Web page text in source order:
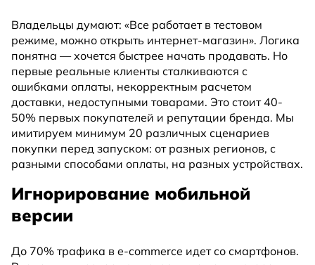
Владельцы думают: «Все работает в тестовом
режиме, можно открыть интернет-магазин». Логика
понятна — хочется быстрее начать продавать. Но
первые реальные клиенты сталкиваются с
ошибками оплаты, некорректным расчетом
доставки, недоступными товарами. Это стоит 40-
50% первых покупателей и репутации бренда. Мы
имитируем минимум 20 различных сценариев
покупки перед запуском: от разных регионов, с
разными способами оплаты, на разных устройствах.
Игнорирование мобильной
версии
До 70% трафика в e-commerce идет со смартфонов.